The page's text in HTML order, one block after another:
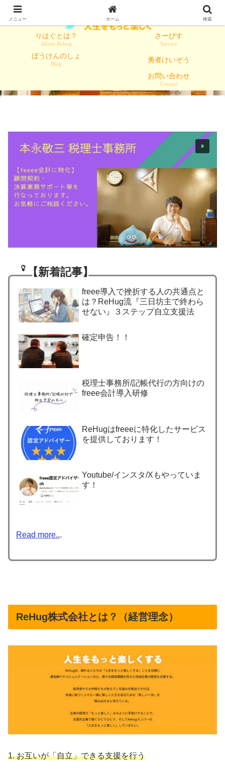
りはぐとは？
About Rehug
さーびす
Service
ぼうけんのしょ
Blog
勇者けいぞう
お問い合わせ
Contact
【新着記事】
freee導入で挫折する人の共通点と
は？ReHug流『三日坊主で終わら
せない』３ステップ自立支援法
確定申告！！
税理士事務所/記帳代行の方向けの
freee会計導入研修
ReHugはfreeeに特化したサービス
を提供しております！
Youtube/インスタ/Xもやっていま
す！
Read more...
ReHug株式会社とは？（経営理念）
1. お互いが「自立」できる支援を行う
メニュー ホーム 検索